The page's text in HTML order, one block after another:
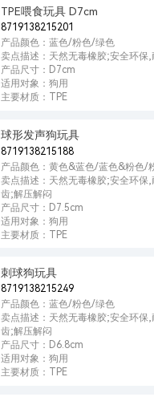
TPE喂食玩具 D7cm
8719138215201
产品颜色：蓝色/粉色/绿色
卖点描述：天然无毒橡胶;安全环保
产品尺寸：D7cm
适用对象：狗用
主要材质：TPE
球形发声狗玩具
8719138215188
产品颜色：黄色&蓝色/蓝色&粉色/
卖点描述：天然无毒橡胶;安全环
齿;解压解闷
产品尺寸：D7.5cm
适用对象：狗用
主要材质：TPE
刺球狗玩具
8719138215249
产品颜色：蓝色/粉色/绿色
卖点描述：天然无毒橡胶;安全环
齿;解压解闷
产品尺寸：D6.8cm
适用对象：狗用
主要材质：TPE